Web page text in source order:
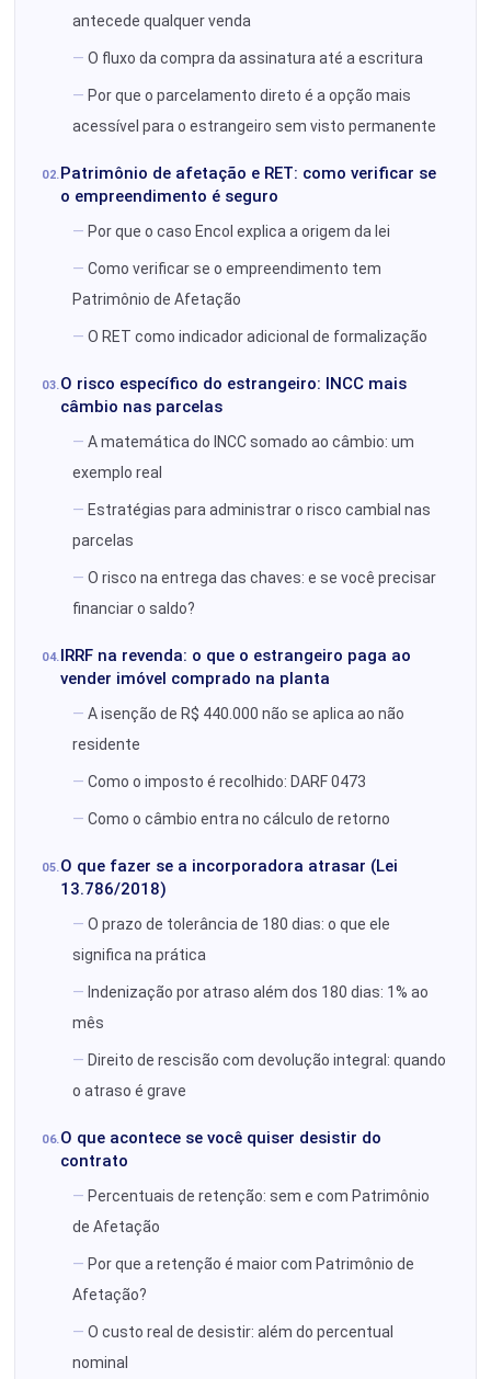
antecede qualquer venda
O fluxo da compra da assinatura até a escritura
Por que o parcelamento direto é a opção mais
acessível para o estrangeiro sem visto permanente
Patrimônio de afetação e RET: como verificar se
o empreendimento é seguro
Por que o caso Encol explica a origem da lei
Como verificar se o empreendimento tem
Patrimônio de Afetação
O RET como indicador adicional de formalização
O risco específico do estrangeiro: INCC mais
câmbio nas parcelas
A matemática do INCC somado ao câmbio: um
exemplo real
Estratégias para administrar o risco cambial nas
parcelas
O risco na entrega das chaves: e se você precisar
financiar o saldo?
IRRF na revenda: o que o estrangeiro paga ao
vender imóvel comprado na planta
A isenção de R$ 440.000 não se aplica ao não
residente
Como o imposto é recolhido: DARF 0473
Como o câmbio entra no cálculo de retorno
O que fazer se a incorporadora atrasar (Lei
13.786/2018)
O prazo de tolerância de 180 dias: o que ele
significa na prática
Indenização por atraso além dos 180 dias: 1% ao
mês
Direito de rescisão com devolução integral: quando
o atraso é grave
O que acontece se você quiser desistir do
contrato
Percentuais de retenção: sem e com Patrimônio
de Afetação
Por que a retenção é maior com Patrimônio de
Afetação?
O custo real de desistir: além do percentual
nominal